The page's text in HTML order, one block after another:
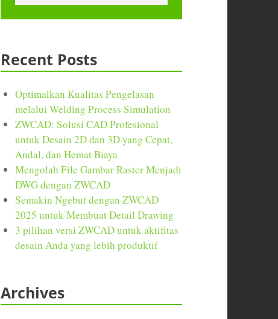
Recent Posts
Optimalkan Kualitas Pengelasan
melalui Welding Process Simulation
ZWCAD: Solusi CAD Profesional
untuk Desain 2D dan 3D yang Cepat,
Andal, dan Hemat Biaya
Mengolah File Gambar Raster Menjadi
DWG dengan ZWCAD
Semakin Ngebut dengan ZWCAD
2025 untuk Membuat Detail Drawing
3 pilihan versi ZWCAD untuk aktifitas
desain Anda yang lebih produktif
Archives